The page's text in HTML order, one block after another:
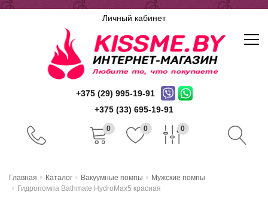
Личный кабинет
+375 (29) 995-19-91
+375 (33) 695-19-91
0 0 0
Главная Каталог Вакуумные помпы
Мужские помпы
Гидропомпа Bathmate HydroMax5 красная